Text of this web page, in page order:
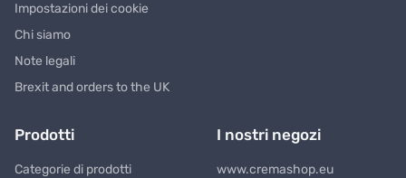
Impostazioni dei cookie
Chi siamo
Note legali
Brexit and orders to the UK
Prodotti
Categorie di prodotti
I nostri negozi
www.cremashop.eu